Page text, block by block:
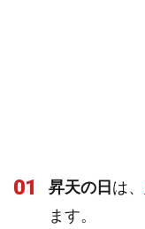
01 昇天の日 は、
ます。